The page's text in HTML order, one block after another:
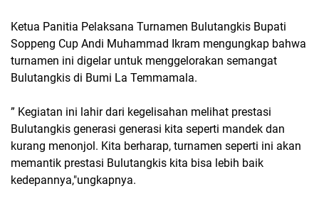
Ketua Panitia Pelaksana Turnamen Bulutangkis Bupati
Soppeng Cup Andi Muhammad Ikram mengungkap bahwa
turnamen ini digelar untuk menggelorakan semangat
Bulutangkis di Bumi La Temmamala.
” Kegiatan ini lahir dari kegelisahan melihat prestasi
Bulutangkis generasi generasi kita seperti mandek dan
kurang menonjol. Kita berharap, turnamen seperti ini akan
memantik prestasi Bulutangkis kita bisa lebih baik
kedepannya,"ungkapnya.